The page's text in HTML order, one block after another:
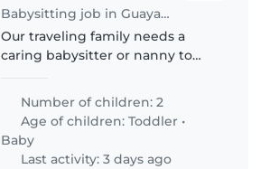
Babysitting job in Guayaquil
Our traveling family needs a
caring babysitter or nanny to
a curious toddler and a newborn.
Help with light chores
welcomed. Come meet our kids
and..
Number of children: 2
Age of children:Toddler •
Baby
Last activity: 3 days ago